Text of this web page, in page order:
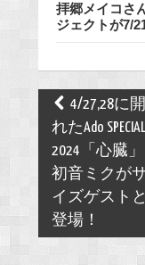
拝郷メイコさ
ジェクトが7/
Post4/27,28に
れたAdo SPECIAL
2024「心臓
初音ミクが
イズゲスト
登場！